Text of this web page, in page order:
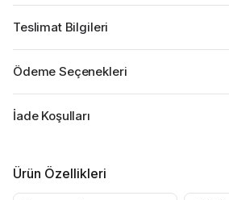
Teslimat Bilgileri
Ödeme Seçenekleri
İade Koşulları
Ürün Özellikleri